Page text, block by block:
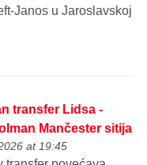
Janos u Jaroslavskoj
transfer Lidsa -
Mančester sitija
at 19:45